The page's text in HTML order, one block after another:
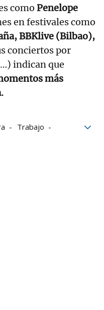
como Penelope
en festivales como
BBKlive (Bilbao),
conciertos por
indican que
más
Trabajo